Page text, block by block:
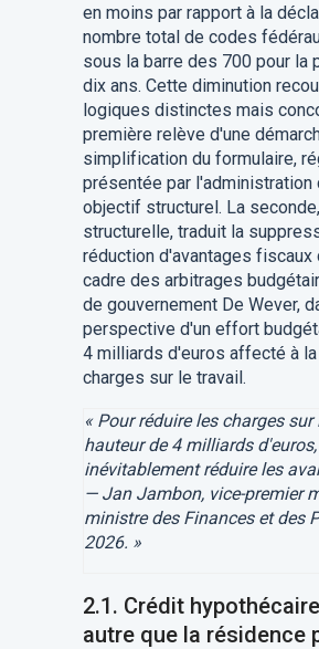
en moins par rapport à la
nombre total de codes
sous la barre des 700 pour la
dix ans. Cette diminution
logiques distinctes mais
première relève d'une
simplification du formulaire,
présentée par l'administration
objectif structurel. La
structurelle, traduit la
réduction d'avantages fiscaux
cadre des arbitrages
de gouvernement De Wever,
perspective d'un effort
4 milliards d'euros affecté à
charges sur le travail.
« Pour réduire les charges
hauteur de 4 milliards
inévitablement réduire les
— Jan Jambon, vice-premier
ministre des Finances et des
2026. »
2.1. Crédit
autre que la résidence